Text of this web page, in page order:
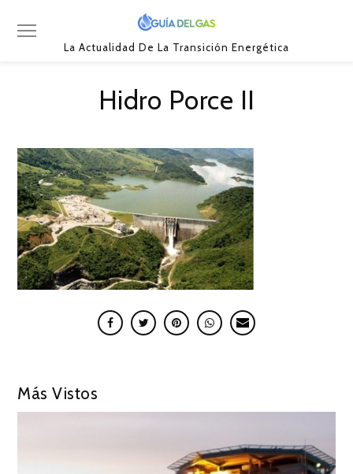
La Actualidad De La Transición Energética
Hidro Porce II
Más Vistos